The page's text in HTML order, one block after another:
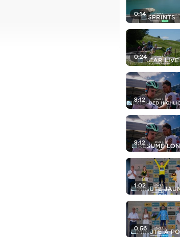
0:14
0:24
8:12
8:12
1:02
0:56